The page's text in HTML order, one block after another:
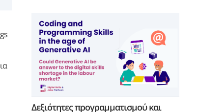
Δεξιότητες προγραμματισμού και